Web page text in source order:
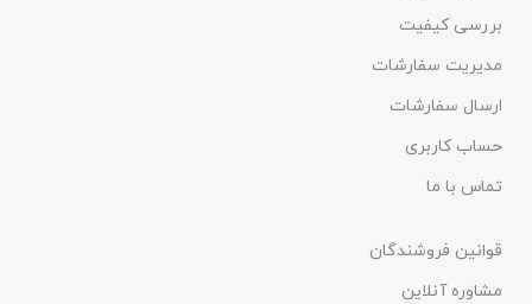
بررسی کیفیت
مدیریت سفارشات
ارسال سفارشات
حساب کاربری
تماس با ما
قوانین فروشندگان
مشاوره آنلاین